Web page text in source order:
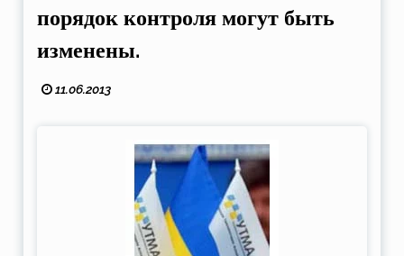
порядок контроля могут быть
изменены.
11.06.2013